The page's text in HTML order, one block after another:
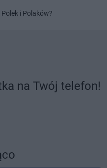
i Polaków?
na Twój telefon!